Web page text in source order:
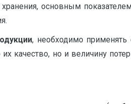
основным
, необходимо применять
качество, но и величину